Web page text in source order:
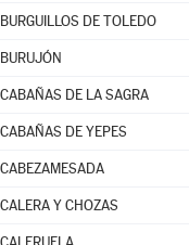
BURGUILLOS DE TOLEDO
BURUJÓN
CABAÑAS DE LA SAGRA
CABAÑAS DE YEPES
CABEZAMESADA
CALERA Y CHOZAS